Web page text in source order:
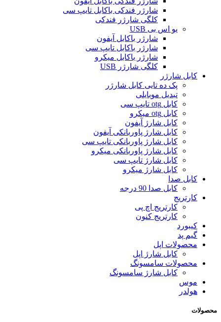
شارژر فندکی باکابل تایپ سی
کلگی شارژر فندکی
یو اس بی USB
شارژر باکابل آیفون
شارژر باکابل تایپ سی
شارژر باکابل میکرو
کلگی شارژر USB
کابل شارژر
پک ده تایی کابل شارژر
تبدیل موبایلی
کابل otg تایپ سی
کابل otg میکرو
کابل شارژ آیفون
کابل شارژ پاوربانکی آیفون
کابل شارژ پاوربانکی تایپ سی
کابل شارژ پاوربانکی میکرو
کابل شارژ تایپ سی
کابل شارژ میکرو
کابل صدا
کابل صدا 90 درجه
کارتریج
کارتریج اچ پی
کارتریج کنون
کیبورد
گیم پد
محصولات اپل
کابل شارژ اپل
محصولات سامسونگ
کابل شارژ سامسونگ
موس
هولدر
محصولات